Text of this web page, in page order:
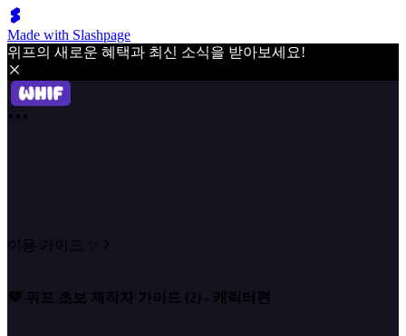
Made with Slashpage
위프의 새로운 혜택과 최신 소식을 받아보세요!
이용 가이드 ✨
💜 위프 초보 제작자 가이드 (2) - 캐릭터편